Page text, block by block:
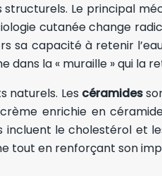
Le principal
cutanée change
sa capacité à retenir
dans la « muraille » qui la
naturels. Les céramides
enrichie en
incluent le cholestérol et
tout en renforçant son